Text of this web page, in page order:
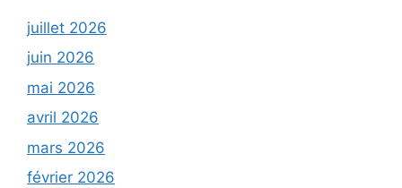
juillet 2026
juin 2026
mai 2026
avril 2026
mars 2026
février 2026